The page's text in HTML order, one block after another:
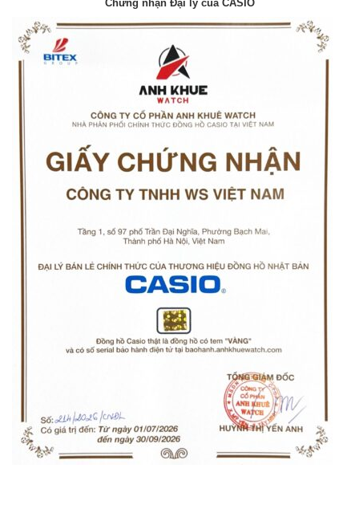
Chứng nhận Đại lý của CASIO